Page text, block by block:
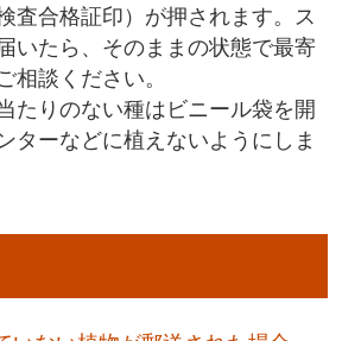
査合格証印）が押されます。ス
いたら、そのままの状態で最寄
相談ください。
たりのない種はビニール袋を開
ターなどに植えないようにしま